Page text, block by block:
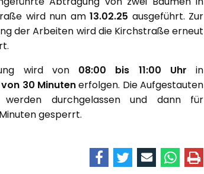
wird nun am13.02.25 ausgeführt. Zur
der Arbeiten wird die Kirchstraße erneut
wird von08:00 bis 11:00 Uhr in
30 Minutenerfolgen. Die Aufgestauten
werden durchgelassen und dann für
gesperrt.